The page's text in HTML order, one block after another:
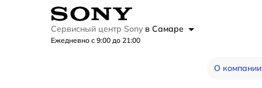
Сервисный центр Sony в Самаре
Ежедневно с 9:00 до 21:00
О компании